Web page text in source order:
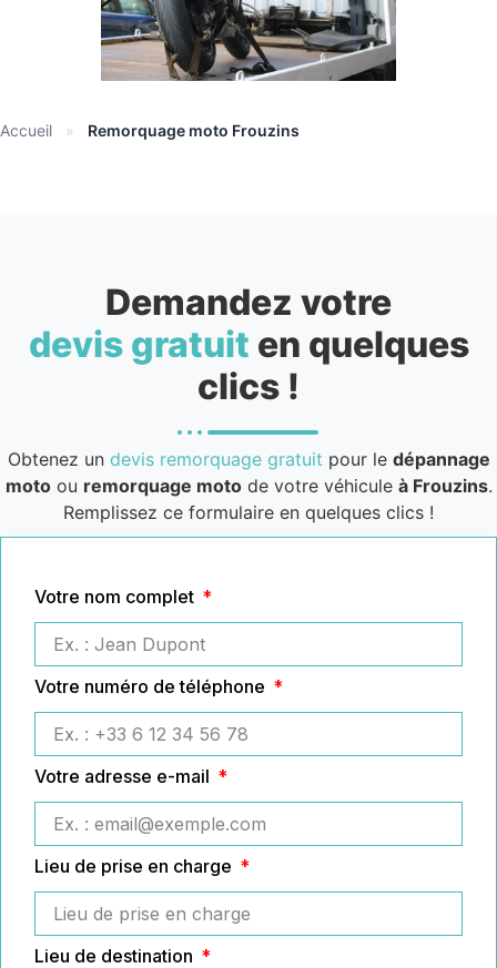
Accueil » Remorquage moto Frouzins
Demandez votre
devis gratuit en quelques
clics !
Obtenez un devis remorquage gratuit pour le dépannage
motoou remorquage motode votre véhicule à Frouzins.
Remplissez ce formulaire en quelques clics !
Votre nom complet
Votre numéro de téléphone
Votre adresse e-mail
Lieu de prise en charge
Lieu de destination